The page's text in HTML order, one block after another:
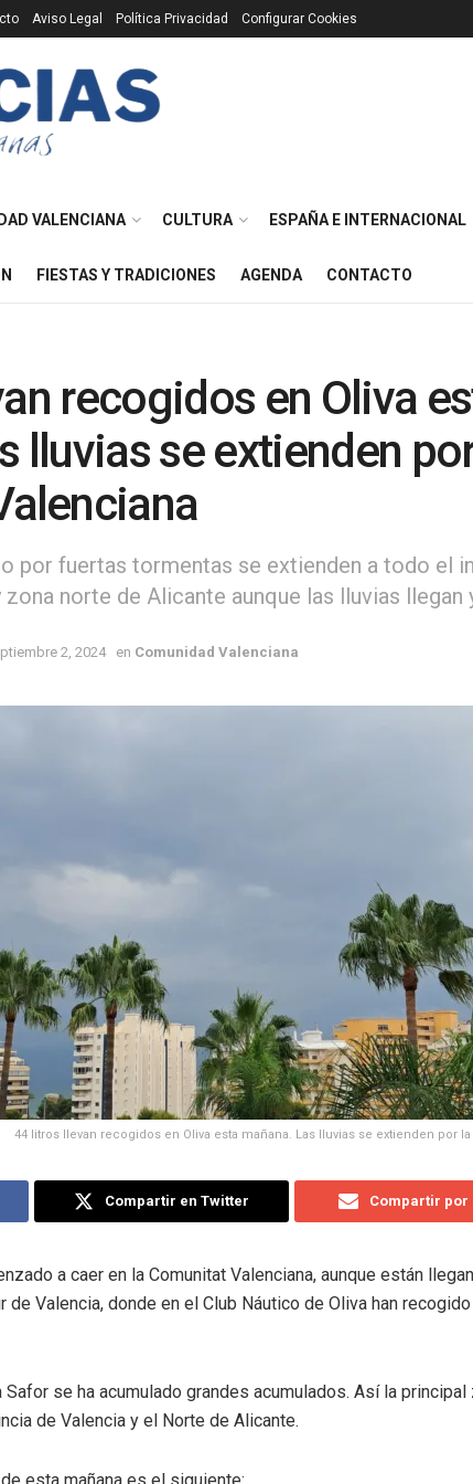
Aviso Legal Política Privacidad Configurar Cookies
VALENCIANA CULTURA ESPAÑA E INTERNACIONAL
FIESTAS Y TRADICIONES AGENDA CONTACTO
recogidos en Oliva
lluvias se extienden
por fuertas tormentas se extienden a todo el
norte de Alicante aunque las lluvias llegan
2, 2024 en Comunidad Valenciana
44 litros llevan recogidos en Oliva esta mañana. Las lluvias se extienden por
Compartir en Twitter Compartir por
a caer en la Comunitat Valenciana, aunque están
Valencia, donde en el Club Náutico de Oliva han
Safor se ha acumulado grandes acumulados. Así la
de Valencia y el Norte de Alicante.